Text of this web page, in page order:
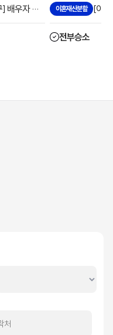
[이혼·재산분할·양육권 청구] 배우자 혼외자 이혼 등 청구 승소 사례 이혼재산분할
전부승소